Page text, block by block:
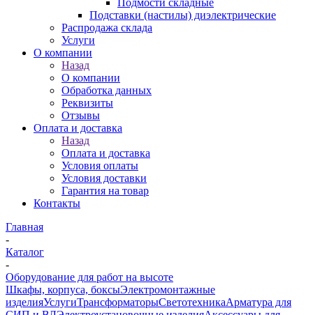
Подмости складные
Подставки (настилы) диэлектрические
Распродажа склада
Услуги
О компании
Назад
О компании
Обработка данных
Реквизиты
Отзывы
Оплата и доставка
Назад
Оплата и доставка
Условия оплаты
Условия доставки
Гарантия на товар
Контакты
Главная
-
Каталог
-
Оборудование для работ на высоте
Шкафы, корпуса, боксыЭлектромонтажные
изделияУслугиТрансформаторыСветотехникаАрматура для